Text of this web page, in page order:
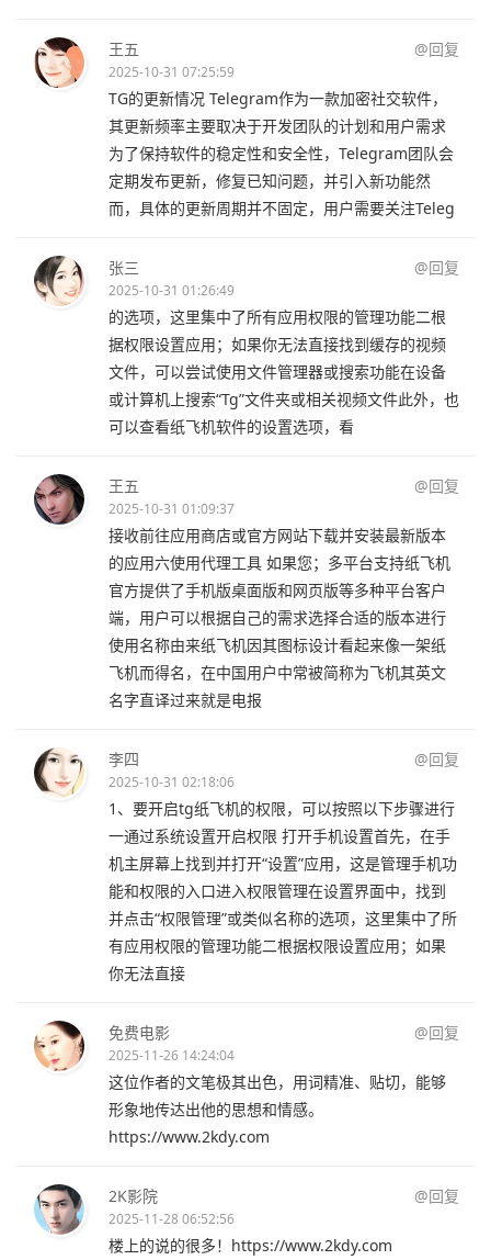
王五 @回复
2025-10-31 07:25:59
TG的更新情况 Telegram作为一款加密社交软件，
其更新频率主要取决于开发团队的计划和用户需求
为了保持软件的稳定性和安全性，Telegram团队会
定期发布更新，修复已知问题，并引入新功能然
而，具体的更新周期并不固定，用户需要关注Teleg
张三 @回复
2025-10-31 01:26:49
的选项，这里集中了所有应用权限的管理功能二根
据权限设置应用；如果你无法直接找到缓存的视频
文件，可以尝试使用文件管理器或搜索功能在设备
或计算机上搜索“Tg”文件夹或相关视频文件此外，也
可以查看纸飞机软件的设置选项，看
王五 @回复
2025-10-31 01:09:37
接收前往应用商店或官方网站下载并安装最新版本
的应用六使用代理工具 如果您；多平台支持纸飞机
官方提供了手机版桌面版和网页版等多种平台客户
端，用户可以根据自己的需求选择合适的版本进行
使用名称由来纸飞机因其图标设计看起来像一架纸
飞机而得名，在中国用户中常被简称为飞机其英文
名字直译过来就是电报
李四 @回复
2025-10-31 02:18:06
1、要开启tg纸飞机的权限，可以按照以下步骤进行
一通过系统设置开启权限 打开手机设置首先，在手
机主屏幕上找到并打开“设置”应用，这是管理手机功
能和权限的入口进入权限管理在设置界面中，找到
并点击“权限管理”或类似名称的选项，这里集中了所
有应用权限的管理功能二根据权限设置应用；如果
你无法直接
免费电影 @回复
2025-11-26 14:24:04
这位作者的文笔极其出色，用词精准、贴切，能够
形象地传达出他的思想和情感。
https://www.2kdy.com
2K影院 @回复
2025-11-28 06:52:56
楼上的说的很多！https://www.2kdy.com